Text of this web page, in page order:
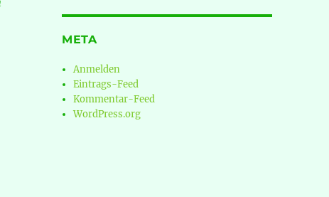
META
Anmelden
Eintrags-Feed
Kommentar-Feed
WordPress.org